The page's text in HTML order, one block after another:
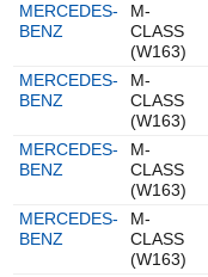
MERCEDES-
BENZ
M-
CLASS
(W163)
MERCEDES-
BENZ
M-
CLASS
(W163)
MERCEDES-
BENZ
M-
CLASS
(W163)
MERCEDES-
BENZ
M-
CLASS
(W163)